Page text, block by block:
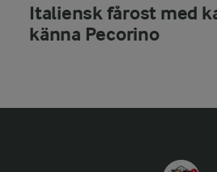
Italiensk fårost med
känna Pecorino